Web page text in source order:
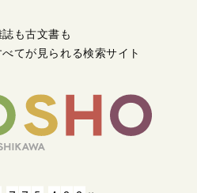
も古文書も
てが見られる検索サイト